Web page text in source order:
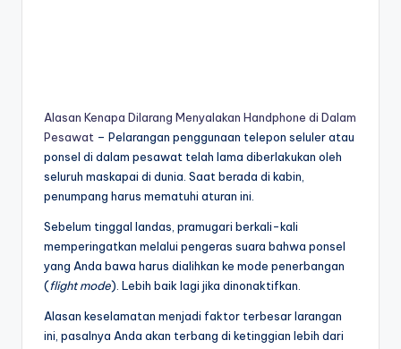
Alasan Kenapa Dilarang Menyalakan Handphone di Dalam
Pesawat – Pelarangan penggunaan telepon seluler atau
ponsel di dalam pesawat telah lama diberlakukan oleh
seluruh maskapai di dunia. Saat berada di kabin,
penumpang harus mematuhi aturan ini.
Sebelum tinggal landas, pramugari berkali-kali
memperingatkan melalui pengeras suara bahwa ponsel
yang Anda bawa harus dialihkan ke mode penerbangan
(flight mode). Lebih baik lagi jika dinonaktifkan.
Alasan keselamatan menjadi faktor terbesar larangan
ini, pasalnya Anda akan terbang di ketinggian lebih dari